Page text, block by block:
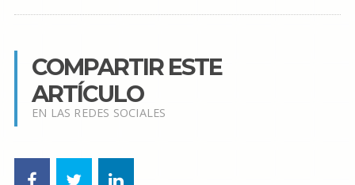
COMPARTIR ESTE
ARTÍCULO
EN LAS REDES SOCIALES